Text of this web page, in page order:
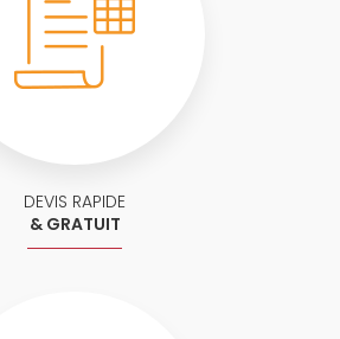
DEVIS RAPIDE
& GRATUIT